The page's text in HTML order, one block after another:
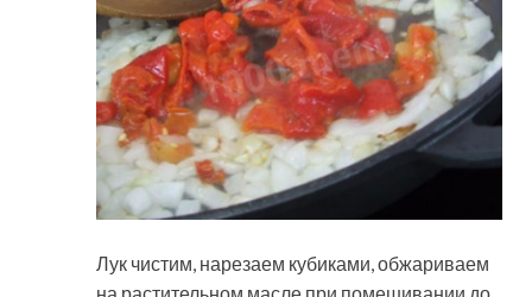
Лук чистим, нарезаем кубиками, обжариваем